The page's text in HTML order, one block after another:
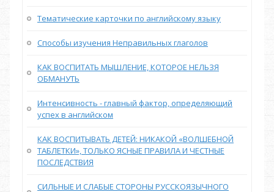
Тематические карточки по английскому языку
Способы изучения Неправильных глаголов
КАК ВОСПИТАТЬ МЫШЛЕНИЕ, КОТОРОЕ НЕЛЬЗЯ
ОБМАНУТЬ
Интенсивность - главный фактор, определяющий
успех в английском
КАК ВОСПИТЫВАТЬ ДЕТЕЙ: НИКАКОЙ «ВОЛШЕБНОЙ
ТАБЛЕТКИ», ТОЛЬКО ЯСНЫЕ ПРАВИЛА И ЧЕСТНЫЕ
ПОСЛЕДСТВИЯ
СИЛЬНЫЕ И СЛАБЫЕ СТОРОНЫ РУССКОЯЗЫЧНОГО